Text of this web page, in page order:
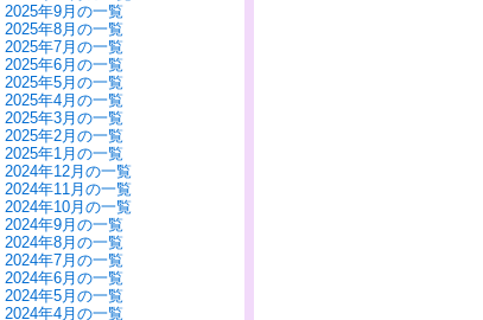
2025年9月の一覧
2025年8月の一覧
2025年7月の一覧
2025年6月の一覧
2025年5月の一覧
2025年4月の一覧
2025年3月の一覧
2025年2月の一覧
2025年1月の一覧
2024年12月の一覧
2024年11月の一覧
2024年10月の一覧
2024年9月の一覧
2024年8月の一覧
2024年7月の一覧
2024年6月の一覧
2024年5月の一覧
2024年4月の一覧